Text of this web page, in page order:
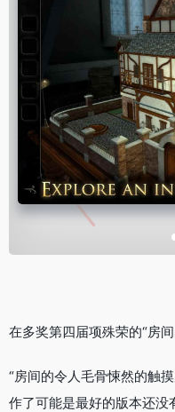
在多奖第四届项殊荣的“房间
“房间的令人毛骨悚然的触
作了可能是最好的版本还没